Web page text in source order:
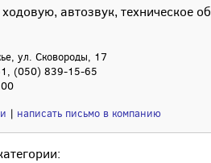
автозвук, техническое
ул. Сковороды, 17
(050) 839-15-65
| написать письмо в компанию